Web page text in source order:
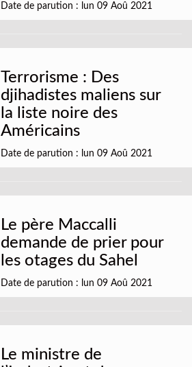
Date de parution : lun 09 Aoû 2021
Terrorisme : Des
djihadistes maliens sur
la liste noire des
Américains
Date de parution : lun 09 Aoû 2021
Le père Maccalli
demande de prier pour
les otages du Sahel
Date de parution : lun 09 Aoû 2021
Le ministre de